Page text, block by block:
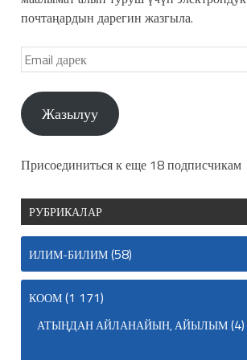
почтаңардын дарегин жазгыла.
Жазылуу
Присоединиться к еще 18 подписчикам
РУБРИКАЛАР
ИЛИМ-БИЛИМ(58)
КООМ(1 171)
АТЫҢДАН АЙЛАНАЙЫН, АЙЫЛЫМ(4)